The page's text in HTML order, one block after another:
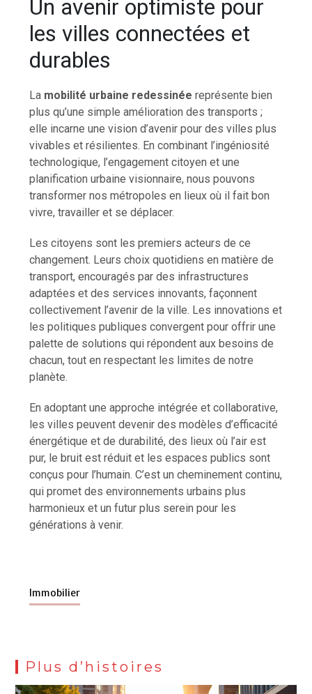
Un avenir optimiste pour
les villes connectées et
durables
La mobilité urbaine redessinée représente bien
plus qu’une simple amélioration des transports ;
elle incarne une vision d’avenir pour des villes plus
vivables et résilientes. En combinant l’ingéniosité
technologique, l’engagement citoyen et une
planification urbaine visionnaire, nous pouvons
transformer nos métropoles en lieux où il fait bon
vivre, travailler et se déplacer.
Les citoyens sont les premiers acteurs de ce
changement. Leurs choix quotidiens en matière de
transport, encouragés par des infrastructures
adaptées et des services innovants, façonnent
collectivement l’avenir de la ville. Les innovations et
les politiques publiques convergent pour offrir une
palette de solutions qui répondent aux besoins de
chacun, tout en respectant les limites de notre
planète.
En adoptant une approche intégrée et collaborative,
les villes peuvent devenir des modèles d’efficacité
énergétique et de durabilité, des lieux où l’air est
pur, le bruit est réduit et les espaces publics sont
conçus pour l’humain. C’est un cheminement continu,
qui promet des environnements urbains plus
harmonieux et un futur plus serein pour les
générations à venir.
Immobilier
Plus d’histoires